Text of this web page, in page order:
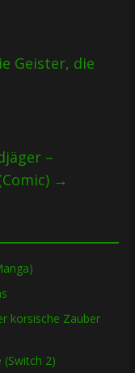
Geister, die
–
→
korsische Zauber
(Switch 2)